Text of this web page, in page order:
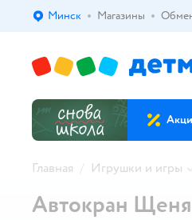
Выбор адреса доставки.
Минск Магазины
Главная Игрушки и игры
Автокран